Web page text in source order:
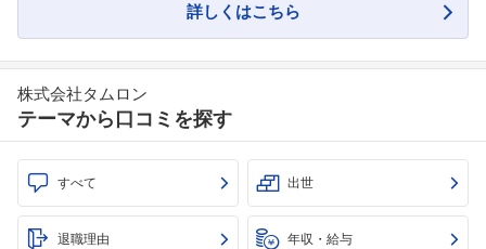
詳しくはこちら
株式会社タムロン
テーマから口コミを探す
すべて 出世
退職理由 年収・給与